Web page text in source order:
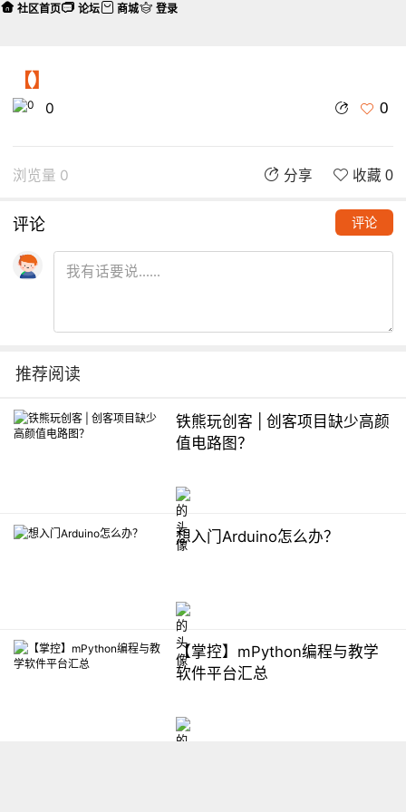
【】
0 0
浏览量 0 分享 收藏 0
评论 评论
推荐阅读
铁熊玩创客 | 创客项目缺少高颜
值电路图？
想入门Arduino怎么办？
【掌控】mPython编程与教学
软件平台汇总
社区首页 论坛 商城 登录